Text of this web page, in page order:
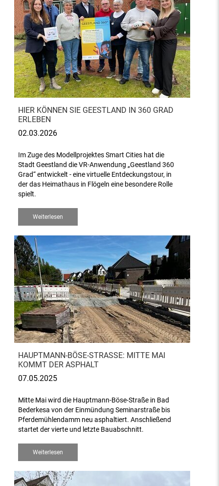
HIER KÖNNEN SIE GEESTLAND IN 360 GRAD
ERLEBEN
02.03.2026
Im Zuge des Modellprojektes Smart Cities hat die
Stadt Geestland die VR-Anwendung „Geestland 360
Grad“ entwickelt - eine virtuelle Entdeckungstour, in
der das Heimathaus in Flögeln eine besondere Rolle
spielt.
Weiterlesen
HAUPTMANN-BÖSE-STRASSE: MITTE MAI K
OMMT DER ASPHALT
07.05.2025
Mitte Mai wird die Hauptmann-Böse-Straße in Bad
Bederkesa von der Einmündung Seminarstraße bis
Pferdemühlendamm neu asphaltiert. Anschließend
startet der vierte und letzte Bauabschnitt.
Weiterlesen